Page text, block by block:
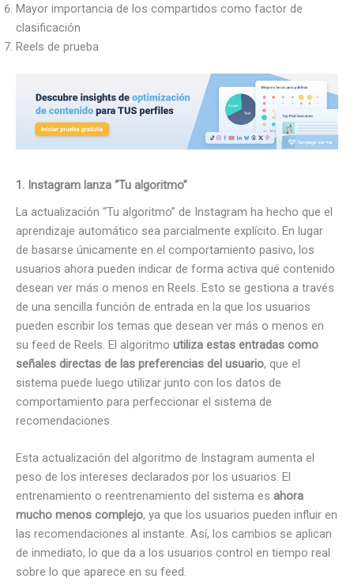
Mayor importancia de los compartidos como factor de
clasificación
Reels de prueba
1. Instagram lanza “Tu algoritmo”
La actualización “Tu algoritmo” de Instagram ha hecho que el
aprendizaje automático sea parcialmente explícito. En lugar
de basarse únicamente en el comportamiento pasivo, los
usuarios ahora pueden indicar de forma activa qué contenido
desean ver más o menos en Reels. Esto se gestiona a través
de una sencilla función de entrada en la que los usuarios
pueden escribir los temas que desean ver más o menos en
su feed de Reels. El algoritmo utiliza estas entradas como
señales directas de las preferencias del usuario, que el
sistema puede luego utilizar junto con los datos de
comportamiento para perfeccionar el sistema de
recomendaciones.
Esta actualización del algoritmo de Instagram aumenta el
peso de los intereses declarados por los usuarios. El
entrenamiento o reentrenamiento del sistema es ahora
mucho menos complejo, ya que los usuarios pueden influir en
las recomendaciones al instante. Así, los cambios se aplican
de inmediato, lo que da a los usuarios control en tiempo real
sobre lo que aparece en su feed.